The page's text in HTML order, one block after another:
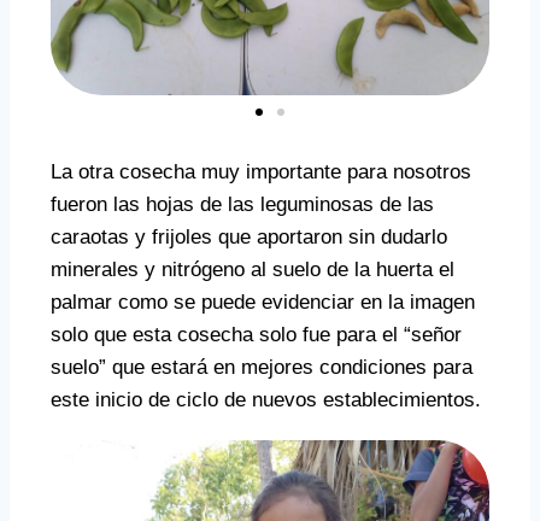
La otra cosecha muy importante para nosotros
fueron las hojas de las leguminosas de las
caraotas y frijoles que aportaron sin dudarlo
minerales y nitrógeno al suelo de la huerta el
palmar como se puede evidenciar en la imagen
solo que esta cosecha solo fue para el “señor
suelo” que estará en mejores condiciones para
este inicio de ciclo de nuevos establecimientos.